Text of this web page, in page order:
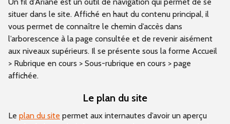
situer dans le site. Affiché en haut du contenu principal, il
vous permet de connaître le chemin d’accès dans
l’arborescence à la page consultée et de revenir aisément
aux niveaux supérieurs. Il se présente sous la forme Accueil
> Rubrique en cours > Sous-rubrique en cours > page
affichée.
Le plan du site
Le plan du site permet aux internautes d’avoir un aperçu